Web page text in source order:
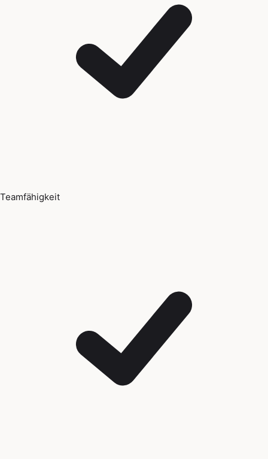
Teamfähigkeit